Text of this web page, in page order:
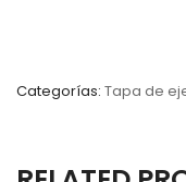
Categorías: Tapa de